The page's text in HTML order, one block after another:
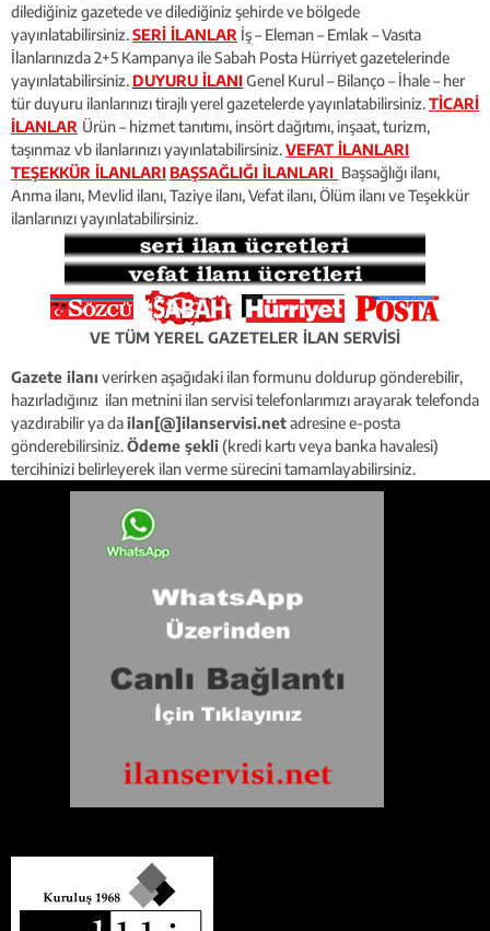
dilediğiniz gazetede ve dilediğiniz şehirde ve bölgede
yayınlatabilirsiniz.SERİ İLANLAR İş – Eleman – Emlak – Vasıta
İlanlarınızda 2+5 Kampanya ile Sabah Posta Hürriyet gazetelerinde
yayınlatabilirsiniz. DUYURU İLANIGenel Kurul – Bilanço – İhale – her
tür duyuru ilanlarınızı tirajlı yerel gazetelerde yayınlatabilirsiniz.TİCARİ
İLANLAR Ürün – hizmet tanıtımı, insört dağıtımı, inşaat, turizm,
taşınmaz vb ilanlarınızı yayınlatabilirsiniz.VEFAT İLANLARI
TEŞEKKÜR İLANLARI BAŞSAĞLIĞI İLANLARI Başsağlığı ilanı,
Anma ilanı, Mevlid ilanı, Taziye ilanı, Vefat ilanı, Ölüm ilanı ve Teşekkür
ilanlarınızı yayınlatabilirsiniz.
VE TÜM YEREL GAZETELER İLAN SERVİSİ
Gazete ilanı verirken aşağıdaki ilan formunu doldurup gönderebilir,
hazırladığınız ilan metnini ilan servisi telefonlarımızı arayarak telefonda
yazdırabilir ya dailan[@]ilanservisi.netadresine e-posta
gönderebilirsiniz.Ödeme şekli(kredi kartı veya banka havalesi)
tercihinizi belirleyerek ilan verme sürecini tamamlayabilirsiniz.